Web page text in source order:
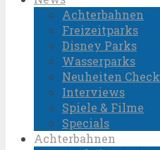
Achterbahnen
Freizeitparks
Disney Parks
Wasserparks
Neuheiten Check
Interviews
Spiele & Filme
Specials
Achterbahnen